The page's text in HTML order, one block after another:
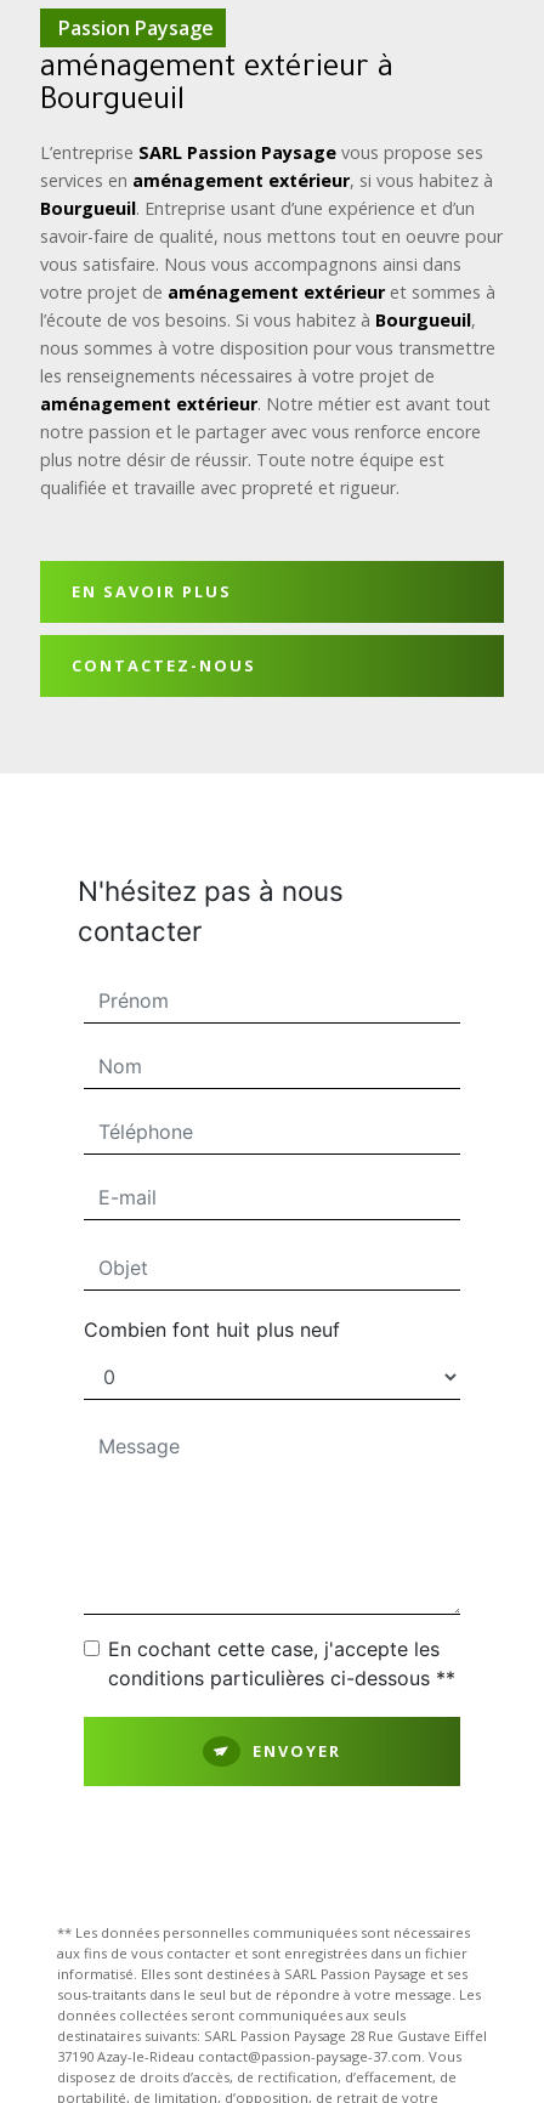
Passion Paysage
aménagement extérieur à
Bourgueuil
L’entreprise SARL Passion Paysage vous propose ses
services en aménagement extérieur, si vous habitez à
Bourgueuil. Entreprise usant d’une expérience et d’un
savoir-faire de qualité, nous mettons tout en oeuvre pour
vous satisfaire. Nous vous accompagnons ainsi dans
votre projet de aménagement extérieuret sommes à
l’écoute de vos besoins. Si vous habitez à Bourgueuil,
nous sommes à votre disposition pour vous transmettre
les renseignements nécessaires à votre projet de
aménagement extérieur. Notre métier est avant tout
notre passion et le partager avec vous renforce encore
plus notre désir de réussir. Toute notre équipe est
qualifiée et travaille avec propreté et rigueur.
EN SAVOIR PLUS
CONTACTEZ-NOUS
N'hésitez pas à nous
contacter
Combien font huit plus neuf
En cochant cette case, j'accepte les
conditions particulières ci-dessous **
ENVOYER
** Les données personnelles communiquées sont nécessaires
aux fins de vous contacter et sont enregistrées dans un fichier
informatisé. Elles sont destinées à SARL Passion Paysage et ses
sous-traitants dans le seul but de répondre à votre message. Les
données collectées seront communiquées aux seuls
destinataires suivants: SARL Passion Paysage 28 Rue Gustave Eiffel
37190 Azay-le-Rideau contact@passion-paysage-37.com. Vous
disposez de droits d’accès, de rectification, d’effacement, de
portabilité, de limitation, d’opposition, de retrait de votre